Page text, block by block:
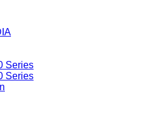
Series
Series